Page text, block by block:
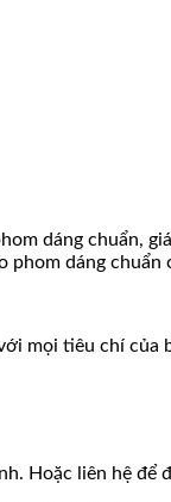
dáng chuẩn,
phom dáng chuẩn
mọi tiêu chí
Hoặc liên hệ